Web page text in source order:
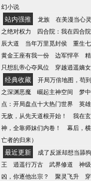
幻小说
站内强推 龙族 在美漫当心
之绝对权力
四合院：我在四合
辰大道
当年万里觅封侯 重生
黄金王座有我一份
边军悍卒
只想乱帝心夺凤位
穿越逍遥嫡女
经典收藏 开局万倍地图，苟
之深渊恶魔
崛起主神空间 梦
点：开局盘点十大热门世界
英
无敌，从先天道根开始！
我在
神，全靠师妹们内卷！
幕后，
亡者的归来）
最近更新 成了反派却想当舔狗
王
逍遥行万古 武界修道 神
凶，你逐他出宗？
聚灵飞升